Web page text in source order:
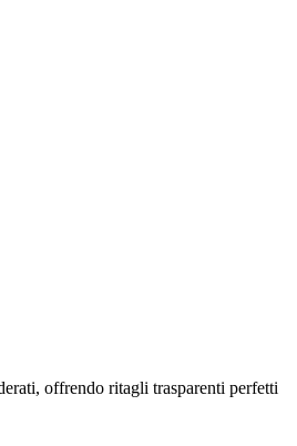
offrendo ritagli trasparenti perfetti